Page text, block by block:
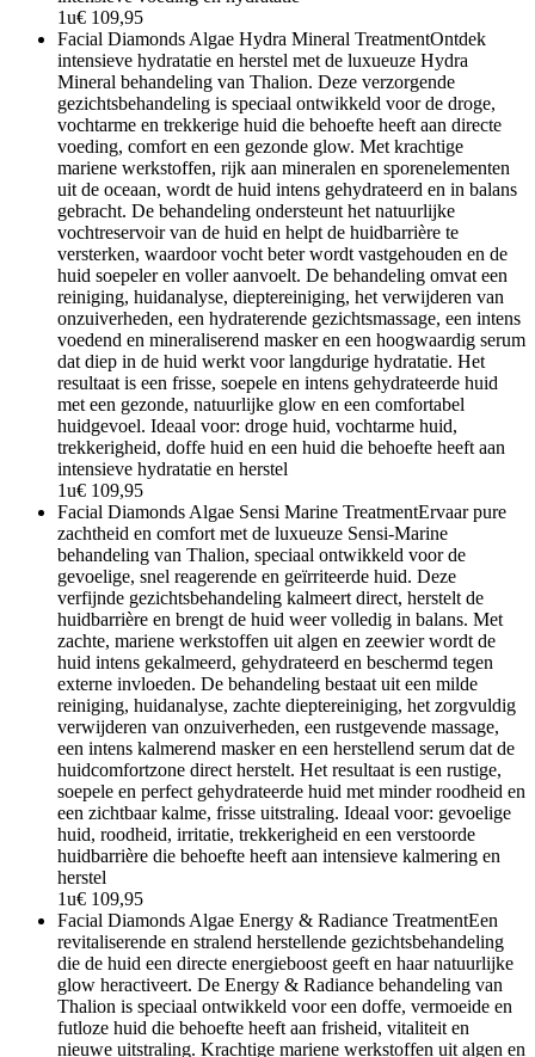
1u€ 109,95
Facial Diamonds Algae Hydra Mineral TreatmentOntdek
intensieve hydratatie en herstel met de luxueuze Hydra
Mineral behandeling van Thalion. Deze verzorgende
gezichtsbehandeling is speciaal ontwikkeld voor de droge,
vochtarme en trekkerige huid die behoefte heeft aan directe
voeding, comfort en een gezonde glow. Met krachtige
mariene werkstoffen, rijk aan mineralen en sporenelementen
uit de oceaan, wordt de huid intens gehydrateerd en in balans
gebracht. De behandeling ondersteunt het natuurlijke
vochtreservoir van de huid en helpt de huidbarrière te
versterken, waardoor vocht beter wordt vastgehouden en de
huid soepeler en voller aanvoelt. De behandeling omvat een
reiniging, huidanalyse, dieptereiniging, het verwijderen van
onzuiverheden, een hydraterende gezichtsmassage, een intens
voedend en mineraliserend masker en een hoogwaardig serum
dat diep in de huid werkt voor langdurige hydratatie. Het
resultaat is een frisse, soepele en intens gehydrateerde huid
met een gezonde, natuurlijke glow en een comfortabel
huidgevoel. Ideaal voor: droge huid, vochtarme huid,
trekkerigheid, doffe huid en een huid die behoefte heeft aan
intensieve hydratatie en herstel
1u€ 109,95
Facial Diamonds Algae Sensi Marine TreatmentErvaar pure
zachtheid en comfort met de luxueuze Sensi-Marine
behandeling van Thalion, speciaal ontwikkeld voor de
gevoelige, snel reagerende en geïrriteerde huid. Deze
verfijnde gezichtsbehandeling kalmeert direct, herstelt de
huidbarrière en brengt de huid weer volledig in balans. Met
zachte, mariene werkstoffen uit algen en zeewier wordt de
huid intens gekalmeerd, gehydrateerd en beschermd tegen
externe invloeden. De behandeling bestaat uit een milde
reiniging, huidanalyse, zachte dieptereiniging, het zorgvuldig
verwijderen van onzuiverheden, een rustgevende massage,
een intens kalmerend masker en een herstellend serum dat de
huidcomfortzone direct herstelt. Het resultaat is een rustige,
soepele en perfect gehydrateerde huid met minder roodheid en
een zichtbaar kalme, frisse uitstraling. Ideaal voor: gevoelige
huid, roodheid, irritatie, trekkerigheid en een verstoorde
huidbarrière die behoefte heeft aan intensieve kalmering en
herstel
1u€ 109,95
Facial Diamonds Algae Energy & Radiance TreatmentEen
revitaliserende en stralend herstellende gezichtsbehandeling
die de huid een directe energieboost geeft en haar natuurlijke
glow heractiveert. De Energy & Radiance behandeling van
Thalion is speciaal ontwikkeld voor een doffe, vermoeide en
futloze huid die behoefte heeft aan frisheid, vitaliteit en
nieuwe uitstraling. Krachtige mariene werkstoffen uit algen en